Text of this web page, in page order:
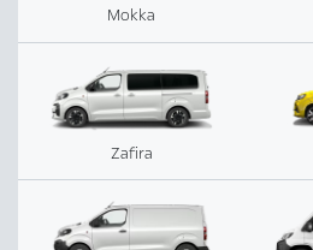
Mokka
Zafira